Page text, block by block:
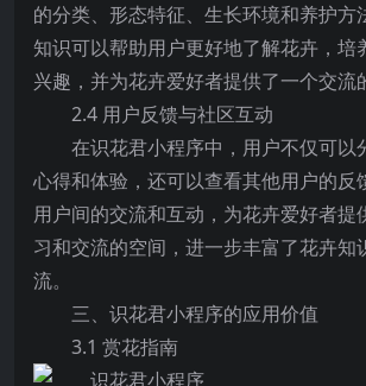
的分类、形态特征、生长环境和养护方
知识可以帮助用户更好地了解花卉，培
兴趣，并为花卉爱好者提供了一个交流
2.4 用户反馈与社区互动
在识花君小程序中，用户不仅可以
心得和体验，还可以查看其他用户的反
用户间的交流和互动，为花卉爱好者提
习和交流的空间，进一步丰富了花卉知
流。
三、识花君小程序的应用价值
3.1 赏花指南